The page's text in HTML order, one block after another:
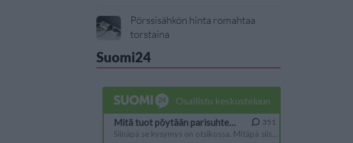
Pörssisähkön hinta romahtaa
torstaina
Suomi24